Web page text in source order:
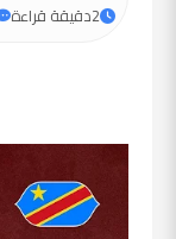
2دقيقة قراءة